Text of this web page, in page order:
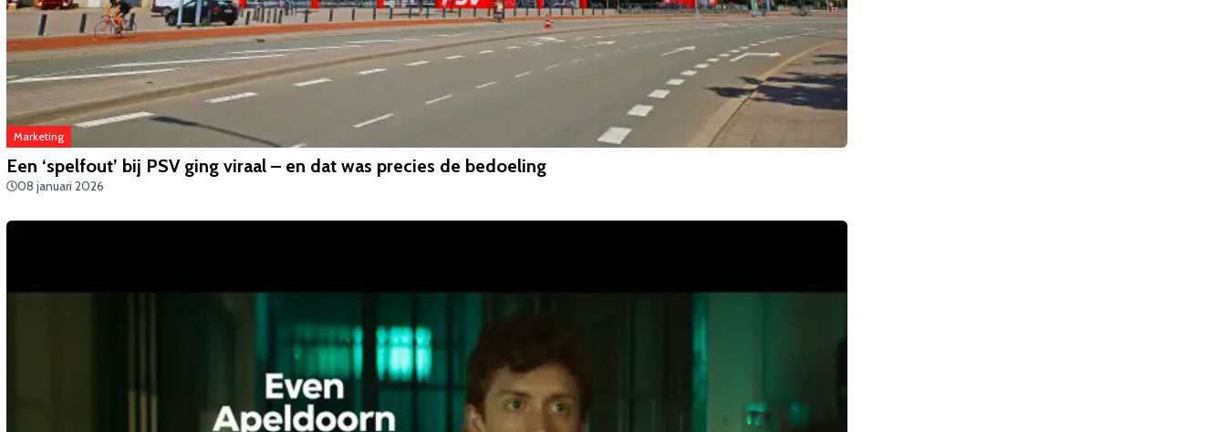
Marketing
Een ‘spelfout’ bij PSV ging viraal – en dat was precies de bedoeling
08 januari 2026